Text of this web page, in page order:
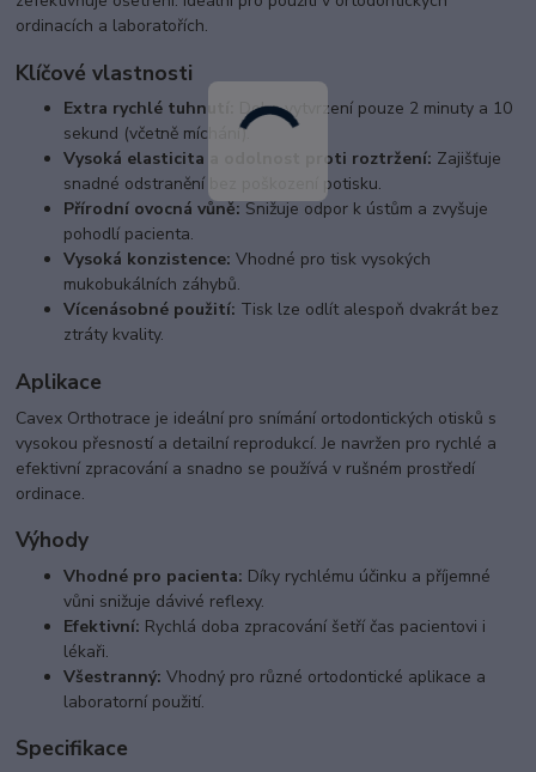
ordinacích a laboratořích.
Klíčové vlastnosti
Extra rychlé tuhnutí:
Doba vytvrzení pouze 2 minuty a 10
sekund (včetně míchání).
Vysoká elasticita a odolnost proti roztržení: Zajišťuje
snadné odstranění bez poškození potisku.
Přírodní ovocná vůně: Snižuje odpor k ústům a zvyšuje
pohodlí pacienta.
Vysoká konzistence: Vhodné pro tisk vysokých
mukobukálních záhybů.
Vícenásobné použití: Tisk lze odlít alespoň dvakrát bez
ztráty kvality.
Aplikace
Cavex Orthotrace je ideální pro snímání ortodontických otisků s
vysokou přesností a detailní reprodukcí. Je navržen pro rychlé a
efektivní zpracování a snadno se používá v rušném prostředí
ordinace.
Výhody
Vhodné pro pacienta: Díky rychlému účinku a příjemné
vůni snižuje dávivé reflexy.
Efektivní: Rychlá doba zpracování šetří čas pacientovi i
lékaři.
Všestranný: Vhodný pro různé ortodontické aplikace a
laboratorní použití.
Specifikace